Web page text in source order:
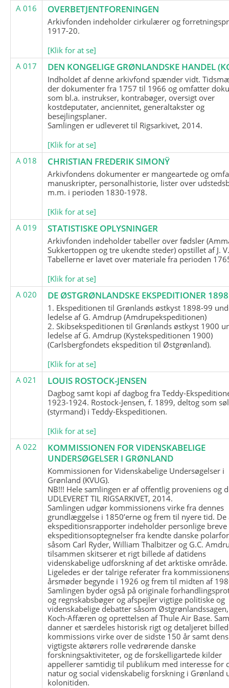
A 016 OVERBETJENTFORENINGEN
Arkivfonden indeholder cirkulærer og
1917-20.
[Klik for at se]
A 017
DEN KONGELIGE GRØNLANDSKE HANDEL
Indholdet af denne arkivfond spænder vidt.
der dokumenter fra 1757 til 1966 og omfatter
som bl.a. instrukser, kontrabøger, oversigt over
kostdeputater, anciennitet, generaltakster og
besejlingsplaner.
Samlingen er udleveret til Rigsarkivet, 2014.
[Klik for at se]
A 018
CHRISTIAN FREDERIK SIMONŸ
Arkivfondens dokumenter er mangeartede og
manuskripter, personalhistorie, lister over
m.m. i perioden 1830-1978.
[Klik for at se]
A 019
STATISTISKE OPLYSNINGER
Arkivfonden indeholder tabeller over fødsler
Sukkertoppen og tre ukendte steder) opstillet af J.
Tabellerne er lavet over materiale fra perioden
[Klik for at se]
A 020
DE ØSTGRØNLANDSKE EKSPEDITIONER
1. Ekspeditionen til Grønlands østkyst 1898-99
ledelse af G. Amdrup (Amdrupekspeditionen)
2. Skibsekspeditionen til Grønlands østkyst 1900
ledelse af G. Amdrup (Kystekspeditionen 1900)
(Carlsbergfondets ekspedition til Østgrønland).
[Klik for at se]
A 021
LOUIS ROSTOCK-JENSEN
Dagbog samt kopi af dagbog fra Teddy-
1923-1924. Rostock-Jensen, f. 1899, deltog som
(styrmand) i Teddy-Ekspeditionen.
[Klik for at se]
A 022
KOMMISSIONEN FOR VIDENSKABELIGE
UNDERSØGELSER I GRØNLAND
Kommissionen for Videnskabelige Undersøgelser i
Grønland (KVUG).
NB!!! Hele samlingen er af offentlig proveniens og
UDLEVERET TIL RIGSARKIVET, 2014.
Samlingen udgør kommissionens virke fra dennes
grundlæggelse i 1850’erne og frem til nyere tid.
ekspeditionsrapporter indeholder personlige breve
ekspeditionsoptegnelser fra kendte danske
såsom Carl Ryder, William Thalbitzer og G.C.
tilsammen skitserer et rigt billede af datidens
videnskabelige udforskning af det arktiske område.
Ligeledes er der talrige referater fra
årsmøder begynde i 1926 og frem til midten af
Samlingen byder også på originale
og regnskabsbøger og afspejler vigtige politiske og
videnskabelige debatter såsom
Koch-Affæren og oprettelsen af Thule Air Base.
danner et særdeles historisk rigt og detaljeret
kommissions virke over de sidste 150 år samt dens
vigtigste aktørers rolle vedrørende danske
forskningsaktiviteter, og de forskelligartede kilder
appellerer samtidig til publikum med interesse for
natur og social videnskabelig forskning i Grønland
kolonitiden.